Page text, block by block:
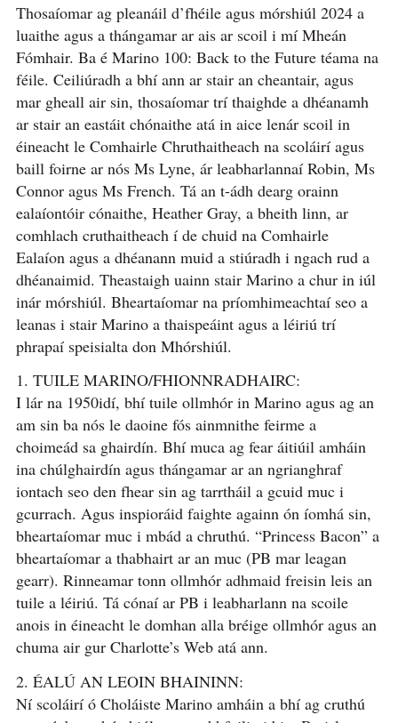
Thosaíomar ag pleanáil d’fhéile agus mórshiúl 2024 a
luaithe agus a thángamar ar ais ar scoil i mí Mheán
Fómhair. Ba é Marino 100: Back to the Future téama na
féile. Ceiliúradh a bhí ann ar stair an cheantair, agus
mar gheall air sin, thosaíomar trí thaighde a dhéanamh
ar stair an eastáit chónaithe atá in aice lenár scoil in
éineacht le Comhairle Chruthaitheach na scoláirí agus
baill foirne ar nós Ms Lyne, ár leabharlannaí Robin, Ms
Connor agus Ms French. Tá an t-ádh dearg orainn
ealaíontóir cónaithe, Heather Gray, a bheith linn, ar
comhlach cruthaitheach í de chuid na Comhairle
Ealaíon agus a dhéanann muid a stiúradh i ngach rud a
dhéanaimid. Theastaigh uainn stair Marino a chur in iúl
inár mórshiúl. Bheartaíomar na príomhimeachtaí seo a
leanas i stair Marino a thaispeáint agus a léiriú trí
phrapaí speisialta don Mhórshiúl.
1. TUILE MARINO/FHIONNRADHAIRC:
I lár na 1950idí, bhí tuile ollmhór in Marino agus ag an
am sin ba nós le daoine fós ainmnithe feirme a
choimeád sa ghairdín. Bhí muca ag fear áitiúil amháin
ina chúlghairdín agus thángamar ar an ngrianghraf
iontach seo den fhear sin ag tarrtháil a gcuid muc i
gcurrach. Agus inspioráid faighte againn ón íomhá sin,
bheartaíomar muc i mbád a chruthú. “Princess Bacon” a
bheartaíomar a thabhairt ar an muc (PB mar leagan
gearr). Rinneamar tonn ollmhór adhmaid freisin leis an
tuile a léiriú. Tá cónaí ar PB i leabharlann na scoile
anois in éineacht le domhan alla bréige ollmhór agus an
chuma air gur Charlotte’s Web atá ann.
2. ÉALÚ AN LEOIN BHAININN:
Ní scoláirí ó Choláiste Marino amháin a bhí ag cruthú